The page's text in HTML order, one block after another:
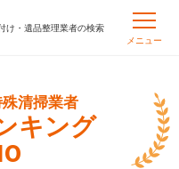
け・遺品整理業者の検索
メニュー
清掃業者
キング